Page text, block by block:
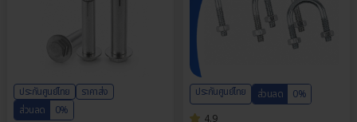
ประกันศูนย์ไทย
ราคาส่ง
ส่วนลด
0%
ประกันศูนย์ไทย ส่วนลด
0%
4.9